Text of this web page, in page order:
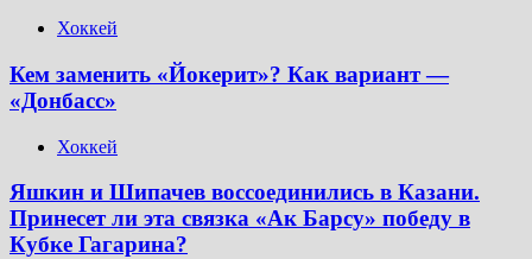
Хоккей
Кем заменить «Йокерит»? Как вариант —
«Донбасс»
Хоккей
Яшкин и Шипачев воссоединились в Казани.
Принесет ли эта связка «Ак Барсу» победу в
Кубке Гагарина?